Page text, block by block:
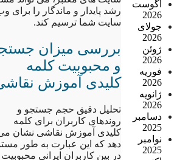
آگوست
2026
جولای
2026
ژوئن
2026
فوریه
2026
ژانویه
2026
دسامبر
2025
نوامبر
2025
رشد پایدار و ماندگار را برای
سایت شما ترسیم کند.
بررسی میزان
و محبوبیت کلمه
کلیدی آموزش
تحلیل دقیق حجم جستجو و
روندهای کاربران برای کلمه
کلیدی آموزش نقاشی نشان
دهد که این عبارت به طور
در بین کاربران ایرانی محبوبیت